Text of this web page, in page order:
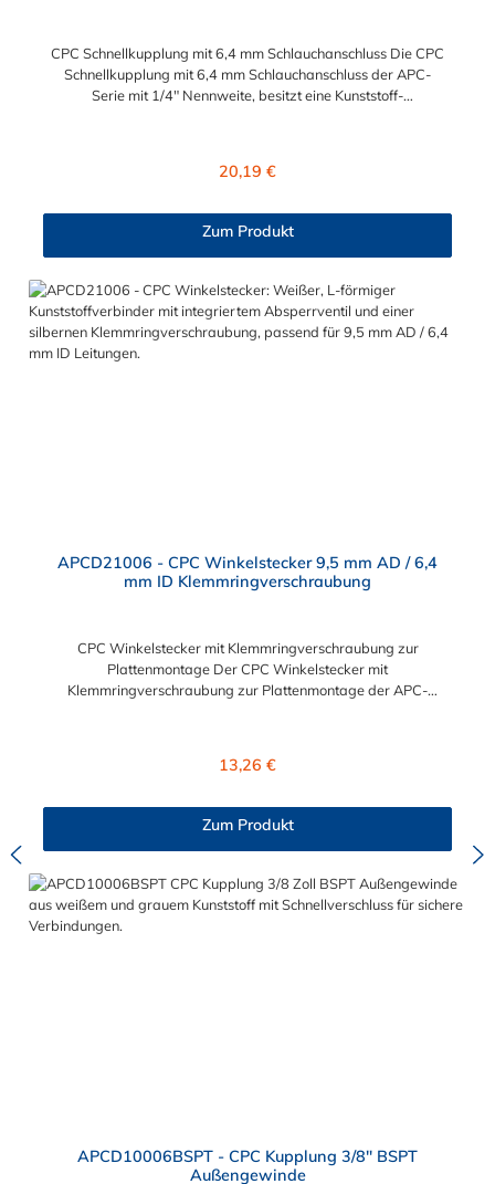
CPC Schnellkupplung mit 6,4 mm Schlauchanschluss Die CPC
Schnellkupplung mit 6,4 mm Schlauchanschluss der APC-
Serie mit 1/4" Nennweite, besitzt eine Kunststoff-
Absperrventil. Mögliche Anwendungsbereiche sind die
Systeme, Wärmetherapie, Teilereinigung und Schankanlagen.
Vorteile von CPC Schnellkupplungen mit 6,4 mm
Schlauchanschluss: Flexibiltät – Schnelle Verbindung von
Baugruppen Wartung – Schneller und einfacher Austausch von
Baugruppen und Aufrüstungen Sicherheit – Eliminierung
gefährlicher oder unansehnlicher Verschmutzungen
Servicefreundlichkeit – Wartung und Reparatur ohne Werkzeug
Regulärer Preis:
20,19 €
Zum Produkt
APCD21006 - CPC Winkelstecker 9,5 mm AD / 6,4
mm ID Klemmringverschraubung
CPC Winkelstecker mit Klemmringverschraubung zur
Plattenmontage Der CPC Winkelstecker mit
Klemmringverschraubung zur Plattenmontage der APC-
Der CPC Winkelstecker mit Klemmringverschraubung zur
Anwendungsbereiche sind die Trinkwasser-
von CPC Winkelsteckern mit Klemmringverschraubung zur
Plattenmontage: Flexibiltät – Schnelle Verbindung von
Baugruppen Wartung – Schneller und einfacher Austausch von
Regulärer Preis:
13,26 €
Zum Produkt
APCD10006BSPT - CPC Kupplung 3/8" BSPT
Außengewinde